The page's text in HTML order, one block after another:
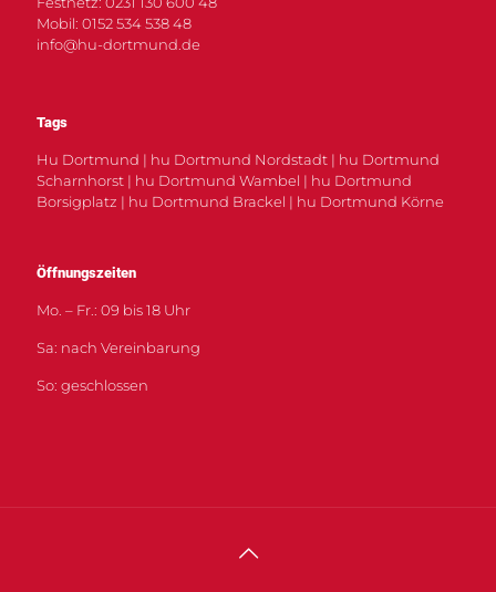
Mobil: 0152 534 538 48
info@hu-dortmund.de
Tags
Hu Dortmund | hu Dortmund Nordstadt | hu Dortmund
Scharnhorst | hu Dortmund Wambel | hu Dortmund
Borsigplatz | hu Dortmund Brackel | hu Dortmund Körne
Öffnungszeiten
Mo. – Fr.: 09 bis 18 Uhr
Sa: nach Vereinbarung
So: geschlossen